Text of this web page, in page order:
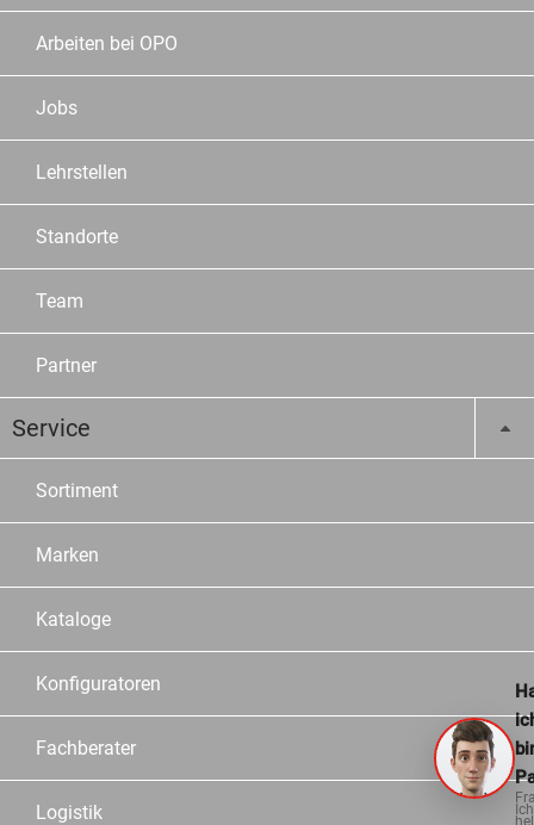
Arbeiten bei OPO
Jobs
Lehrstellen
Standorte
Team
Partner
Service
Sortiment
Marken
Kataloge
Konfiguratoren
Fachberater
Logistik Ich